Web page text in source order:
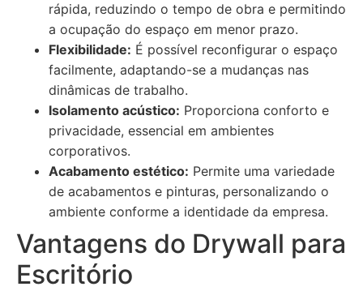
rápida, reduzindo o tempo de obra e permitindo
a ocupação do espaço em menor prazo.
Flexibilidade: É possível reconfigurar o espaço
facilmente, adaptando-se a mudanças nas
dinâmicas de trabalho.
Isolamento acústico: Proporciona conforto e
privacidade, essencial em ambientes
corporativos.
Acabamento estético: Permite uma variedade
de acabamentos e pinturas, personalizando o
ambiente conforme a identidade da empresa.
Vantagens do Drywall para
Escritório